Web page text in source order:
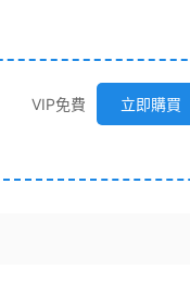
VIP免費 立即購買